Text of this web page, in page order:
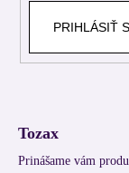
PRIHLÁSIŤ
Tozax
Prinášame vám